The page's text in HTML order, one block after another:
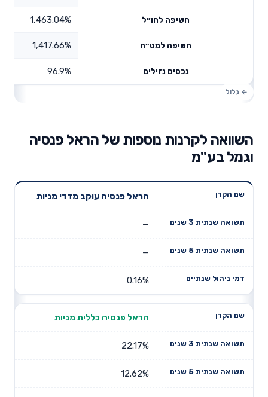
חשיפה לחו״ל 1,463.04%
חשיפה למט״ח 1,417.66%
נכסים נזילים 96.9%
השוואה לקרנות נוספות של הראל פנסיה
וגמל בע"מ
שנים
תשואה
דמי ניהול
הראל פנסיה עוקב מדדי מניות
—
—
0.16%
הראל פנסיה כללית מניות
22.17%
12.62%